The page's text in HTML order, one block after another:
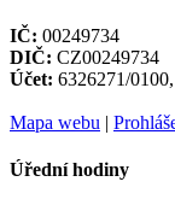
IČ: 00249734
DIČ: CZ00249734
Účet: 6326271/
Mapa webu |
Úřední hodiny